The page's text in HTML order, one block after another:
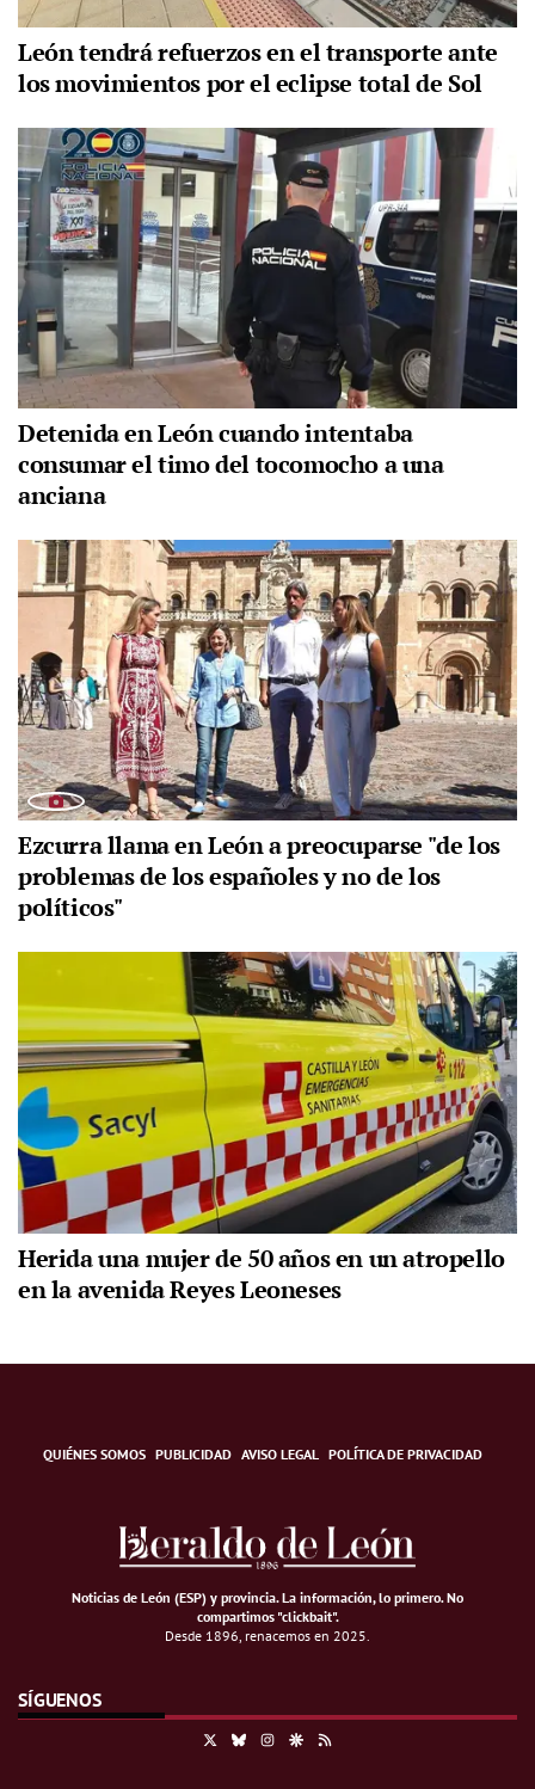
León tendrá refuerzos en el transporte ante
los movimientos por el eclipse total de Sol
Detenida en León cuando intentaba
consumar el timo del tocomocho a una
anciana
Ezcurra llama en León a preocuparse "de los
problemas de los españoles y no de los
políticos"
Herida una mujer de 50 años en un atropello
en la avenida Reyes Leoneses
QUIÉNES SOMOS PUBLICIDAD AVISO LEGAL POLÍTICA DE PRIVACIDAD
Noticias de León (ESP) y provincia. La información, lo primero.No
compartimos "clickbait".
Desde 1896, renacemos en 2025.
SÍGUENOS
BlueskyInstagramGoogle Discover